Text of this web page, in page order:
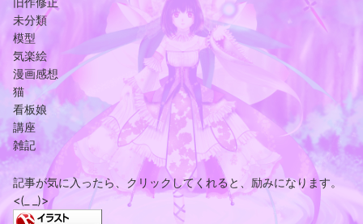
未分類
模型
気楽絵
漫画感想
猫
看板娘
講座
雑記
記事が気に入ったら、クリックしてくれると、励みになります。
<(_ _)>